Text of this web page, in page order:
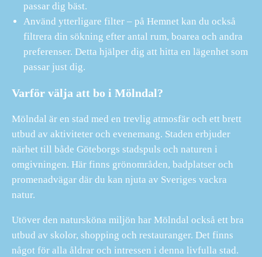
passar dig bäst.
Använd ytterligare filter – på Hemnet kan du också
filtrera din sökning efter antal rum, boarea och andra
preferenser. Detta hjälper dig att hitta en lägenhet som
passar just dig.
Varför välja att bo i Mölndal?
Mölndal är en stad med en trevlig atmosfär och ett brett
utbud av aktiviteter och evenemang. Staden erbjuder
närhet till både Göteborgs stadspuls och naturen i
omgivningen. Här finns grönområden, badplatser och
promenadvägar där du kan njuta av Sveriges vackra
natur.
Utöver den natursköna miljön har Mölndal också ett bra
utbud av skolor, shopping och restauranger. Det finns
något för alla åldrar och intressen i denna livfulla stad.